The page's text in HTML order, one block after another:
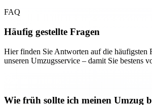
FAQ
Häufig gestellte Fragen
Hier finden Sie Antworten auf die häufigsten
unseren Umzugsservice – damit Sie bestens
Wie früh sollte ich meinen Umzug